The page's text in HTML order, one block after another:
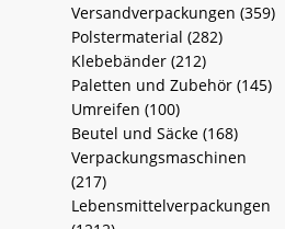
Versandverpackungen (359)
Polstermaterial (282)
Klebebänder (212)
Paletten und Zubehör (145)
Umreifen (100)
Beutel und Säcke (168)
Verpackungsmaschinen
(217)
Lebensmittelverpackungen